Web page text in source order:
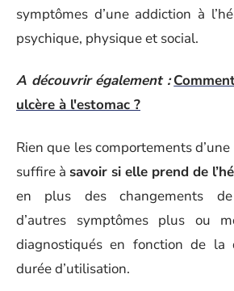
symptômes d’une addiction à
psychique, physique et social.
A découvrir également :
ulcère à l'estomac ?
Rien que les comportements
suffire à savoir si elle prend de
en plus des changements de
d’autres symptômes plus ou
diagnostiqués en fonction de
durée d’utilisation.